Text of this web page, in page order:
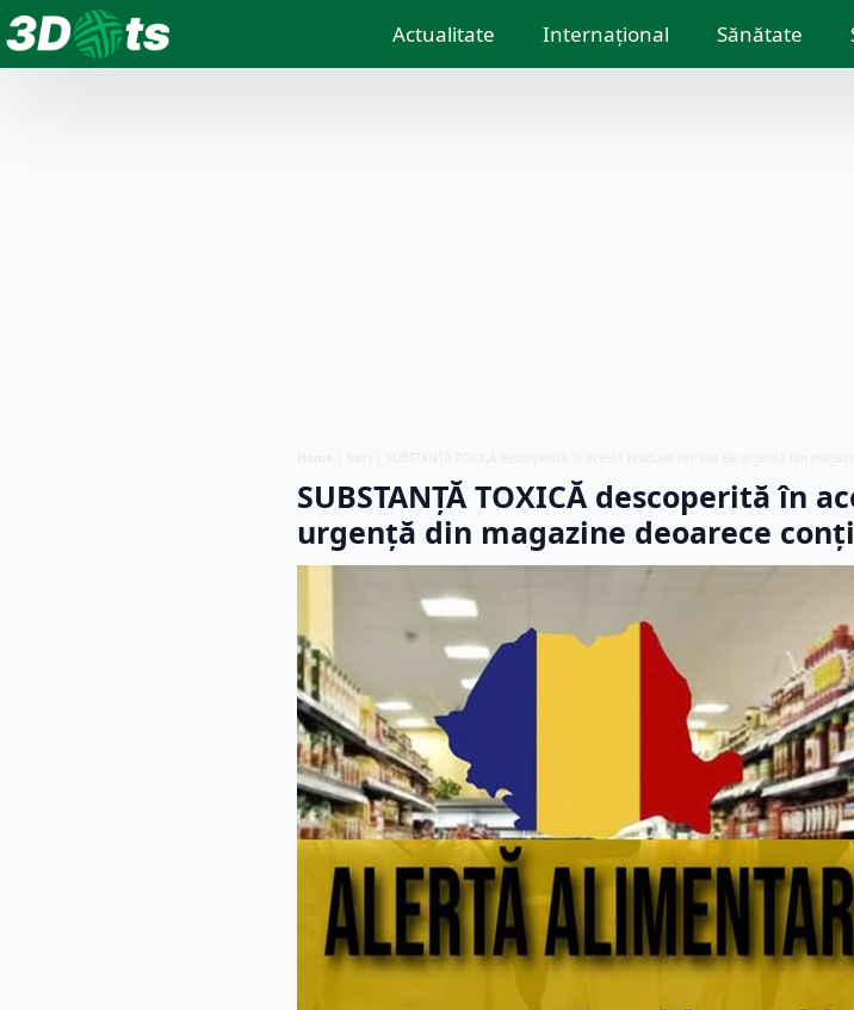
Actualitate Internațional Sănătate
SUBSTANȚĂ TOXICĂ descoperită în
urgență din magazine deoarece